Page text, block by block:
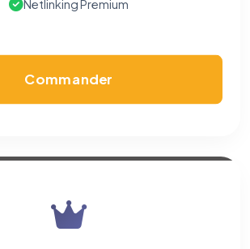
Netlinking Premium
Commander
courriels HORS SITE WEB
(cadre distinct du site web). Pour vous y
Traceurs dans les Courriels).